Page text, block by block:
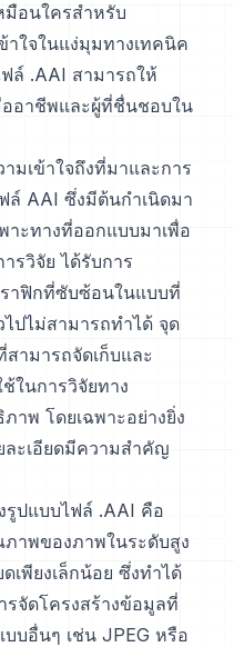
อนใครสำหรับ
าใจในแง่มุมทางเทคนิค
ล์ .AAI สามารถให้
อาชีพและผู้ที่ชื่นชอบใน
มเข้าใจถึงที่มาและการ
AAI ซึ่งมีต้นกำเนิดมา
าะทางที่ออกแบบมาเพื่อ
รวิจัย ได้รับการ
าฟิกที่ซับซ้อนในแบบที่
ปไม่สามารถทำได้ จุด
ามารถจัดเก็บและ
ในการวิจัยทาง
าพ โดยเฉพาะอย่างยิ่ง
ะเอียดมีความสำคัญ
ปแบบไฟล์ .AAI คือ
าพของภาพในระดับสูง
เพียงเล็กน้อย ซึ่งทำได้
จัดโครงสร้างข้อมูลที่
บอื่นๆ เช่น JPEG หรือ